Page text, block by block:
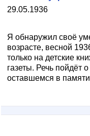
29.05.1936
Я обнаружил своё
возрасте, весной
только на детские
газеты. Речь пойдёт
оставшемся в